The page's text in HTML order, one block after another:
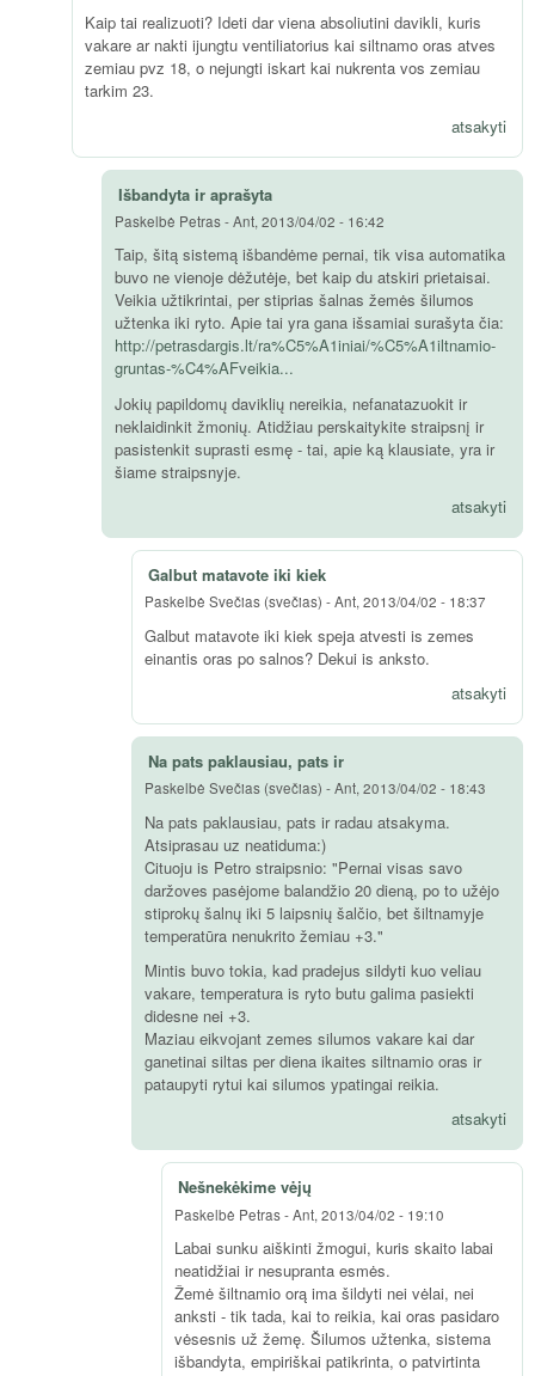
Kaip tai realizuoti? Ideti dar viena absoliutini davikli, kuris
vakare ar nakti ijungtu ventiliatorius kai siltnamo oras atves
zemiau pvz 18, o nejungti iskart kai nukrenta vos zemiau
tarkim 23.
atsakyti
Išbandyta ir aprašyta
Paskelbė Petras-Ant, 2013/04/02 - 16:42
Taip, šitą sistemą išbandėme pernai, tik visa automatika
buvo ne vienoje dėžutėje, bet kaip du atskiri prietaisai.
Veikia užtikrintai, per stiprias šalnas žemės šilumos
užtenka iki ryto. Apie tai yra gana išsamiai surašyta čia:
http://petrasdargis.lt/ra%C5%A1iniai/%C5%A1iltnamio-
gruntas-%C4%AFveikia...
Jokių papildomų daviklių nereikia, nefanatazuokit ir
neklaidinkit žmonių. Atidžiau perskaitykite straipsnį ir
pasistenkit suprasti esmę - tai, apie ką klausiate, yra ir
šiame straipsnyje.
atsakyti
Galbut matavote iki kiek
Paskelbė Svečias (svečias) -Ant, 2013/04/02 - 18:37
Galbut matavote iki kiek speja atvesti is zemes
einantis oras po salnos? Dekui is anksto.
atsakyti
Na pats paklausiau, pats ir
Paskelbė Svečias (svečias) -Ant, 2013/04/02 - 18:43
Na pats paklausiau, pats ir radau atsakyma.
Atsiprasau uz neatiduma:)
Cituoju is Petro straipsnio: "Pernai visas savo
daržoves pasėjome balandžio 20 dieną, po to užėjo
stiprokų šalnų iki 5 laipsnių šalčio, bet šiltnamyje
temperatūra nenukrito žemiau +3."
Mintis buvo tokia, kad pradejus sildyti kuo veliau
vakare, temperatura is ryto butu galima pasiekti
didesne nei +3.
Maziau eikvojant zemes silumos vakare kai dar
ganetinai siltas per diena ikaites siltnamio oras ir
pataupyti rytui kai silumos ypatingai reikia.
atsakyti
Nešnekėkime vėjų
Paskelbė Petras-Ant, 2013/04/02 - 19:10
Labai sunku aiškinti žmogui, kuris skaito labai
neatidžiai ir nesupranta esmės.
Žemė šiltnamio orą ima šildyti nei vėlai, nei
anksti - tik tada, kai to reikia, kai oras pasidaro
vėsesnis už žemę. Šilumos užtenka, sistema
išbandyta, empiriškai patikrinta, o patvirtinta